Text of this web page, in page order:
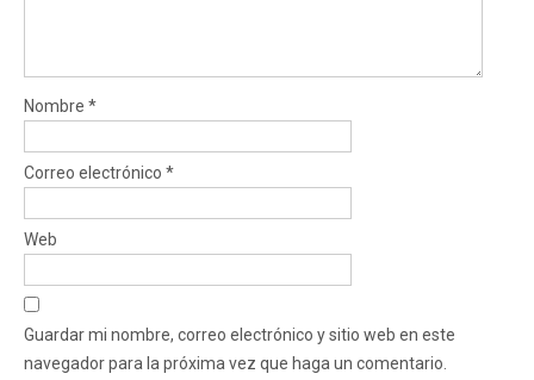
Nombre *
Correo electrónico *
Web
Guardar mi nombre, correo electrónico y sitio web en este
navegador para la próxima vez que haga un comentario.